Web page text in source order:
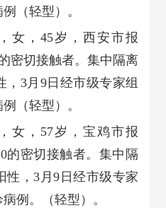
（轻型）。
女，45岁，西安市报
密切接触者。集中隔离
3月9日经市级专家组
（轻型）。
女，57岁，宝鸡市报
的密切接触者。集中隔
性，3月9日经市级专家
例。（轻型）。